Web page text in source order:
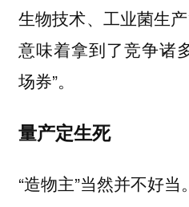
生物技术、工业菌生
意味着拿到了竞争诸
场券”。
量产定生死
“造物主”当然并不好当。